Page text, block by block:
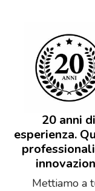
20 anni di
esperienza.
Mettiamo a